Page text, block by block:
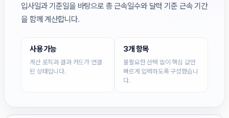
입사일과 기준일을 바탕으로 총 근속일수와 달력 기준 근속 기간
을 함께 계산합니다.
사용 가능
계산 로직과 결과 카드가 연결
된 상태입니다.
3개 항목
불필요한 선택 없이 핵심 값만
빠르게 입력하도록 구성했습니
다.